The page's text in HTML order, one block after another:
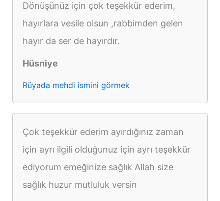
Dönüşünüz için çok teşekkür ederim,
hayırlara vesile olsun ,rabbimden gelen
hayır da ser de hayırdır.
Hüsniye
Rüyada mehdi ismini görmek
Çok teşekkür ederim ayırdığınız zaman
için ayrı ilgili olduğunuz için ayrı teşekkür
ediyorum emeğinize sağlık Allah size
sağlık huzur mutluluk versin